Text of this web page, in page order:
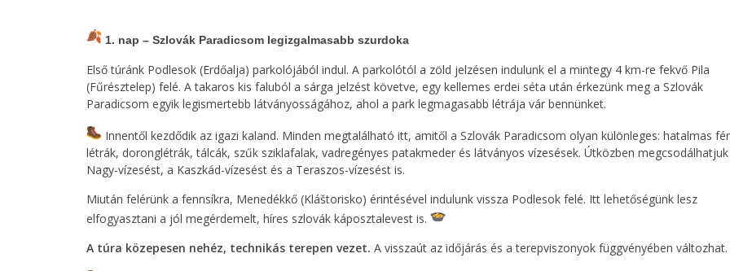
1. nap – Szlovák Paradicsom legizgalmasabb szurdoka
Első túránk Podlesok (Erdőalja) parkolójából indul. A parkolótól a zöld jelzésen indulunk el a mintegy 4 km-re fekvő Pila
(Fűrésztelep) felé. A takaros kis faluból a sárga jelzést követve, egy kellemes erdei séta után érkezünk meg a Szlovák
Paradicsom egyik legismertebb látványosságához, ahol a park legmagasabb létrája vár bennünket.
Innentől kezdődik az igazi kaland. Minden megtalálható itt, amitől a Szlovák Paradicsom olyan különleges: hatalmas
létrák, doronglétrák, tálcák, szűk sziklafalak, vadregényes patakmeder és látványos vízesések. Útközben megcsodálhatjuk
Nagy-vízesést, a Kaszkád-vízesést és a Teraszos-vízesést is.
Miután felérünk a fennsíkra, Menedékkő (Kláštorisko) érintésével indulunk vissza Podlesok felé. Itt lehetőségünk lesz
elfogyasztani a jól megérdemelt, híres szlovák káposztalevest is.
A túra közepesen nehéz, technikás terepen vezet. A visszaút az időjárás és a terepviszonyok függvényében változhat.